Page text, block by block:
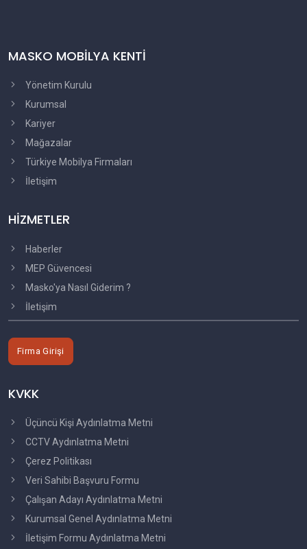
MASKO MOBİLYA KENTİ
Yönetim Kurulu
Kurumsal
Kariyer
Mağazalar
Türkiye Mobilya Firmaları
İletişim
HİZMETLER
Haberler
MEP Güvencesi
Masko'ya Nasıl Giderim ?
İletişim
Firma Girişi
KVKK
Üçüncü Kişi Aydınlatma Metni
CCTV Aydınlatma Metni
Çerez Politikası
Veri Sahibi Başvuru Formu
Çalışan Adayı Aydınlatma Metni
Kurumsal Genel Aydınlatma Metni
İletişim Formu Aydınlatma Metni